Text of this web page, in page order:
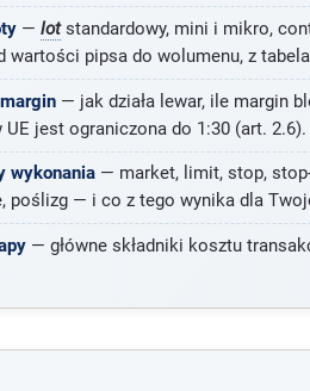
— lotstandardowy, mini i mikro,
wartości pipsa do wolumenu, z
— jak działa lewar, ile margin
jest ograniczona do 1:30 (art. 2.6).
wykonania— market, limit, stop,
poślizg — i co z tego wynika dla
— główne składniki kosztu